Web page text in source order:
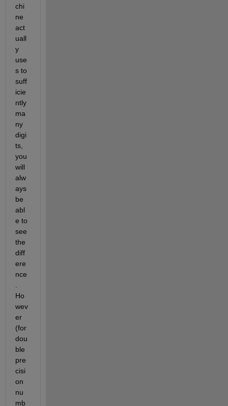
chi
ne
act
uall
y
use
s to
suff
icie
ntly
ma
ny
digi
ts,
you
will
alw
ays
be
abl
e to
see
the
diff
ere
nce
Ho
wev
er
(for
dou
ble
pre
cisi
on
nu
mb